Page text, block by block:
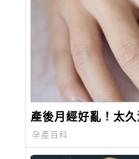
產後月經好亂！太
孕產百科